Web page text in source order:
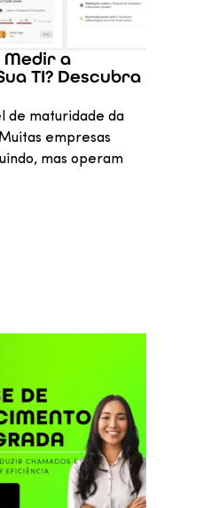
Medir a
TI? Descubra
de maturidade da
empresas
mas operam